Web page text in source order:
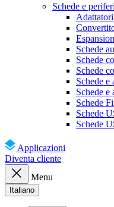
Schede e
Schede
Schede
Schede
Schede e
Schede e
Schede
Schede
Schede
Applicazioni
Diventa cliente
Menu
Italiano